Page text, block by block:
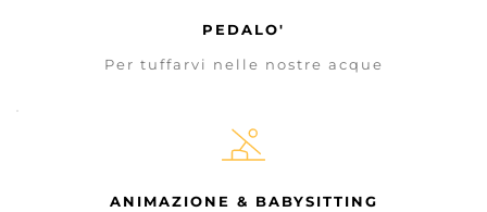
PEDALO'
Per tuffarvi nelle nostre acque
ANIMAZIONE & BABYSITTING